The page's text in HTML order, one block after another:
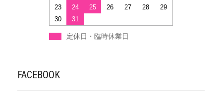
23
24 25 26 27 28
29
30
31
定休日・臨時休業日
FACEBOOK